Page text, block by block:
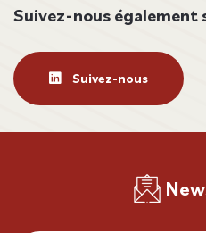
Suivez-nous également
Suivez-nous